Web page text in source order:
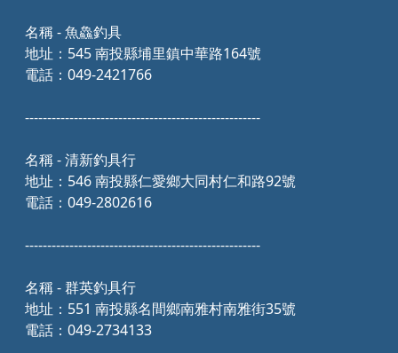
名稱 - 魚鱻釣具
地址：545 南投縣埔里鎮中華路164號
電話：049-2421766
-----------------------------------------------------
名稱 - 清新釣具行
地址：546 南投縣仁愛鄉大同村仁和路92號
電話：049-2802616
-----------------------------------------------------
名稱 - 群英釣具行
地址：551 南投縣名間鄉南雅村南雅街35號
電話：049-2734133